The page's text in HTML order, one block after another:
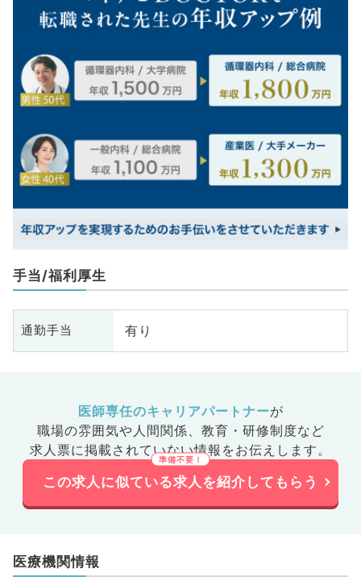
手当/福利厚生
通勤手当 有り
医師専任のキャリアパートナーが
職場の雰囲気や人間関係、 教育・研修制度など
求人票に掲載されていない情報をお伝えします。
この求人に似ている求人を紹介してもらう
医療機関情報